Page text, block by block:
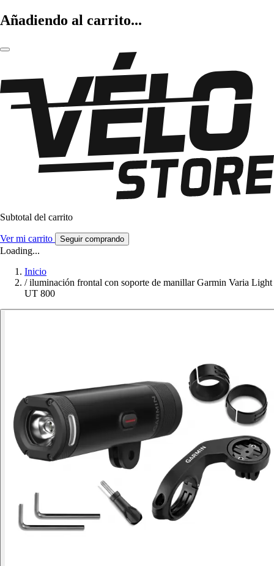
Añadiendo al carrito...
Subtotal del carrito
Ver mi carrito Seguir comprando
Loading...
Inicio
/ iluminación frontal con soporte de manillar Garmin Varia Light
UT 800